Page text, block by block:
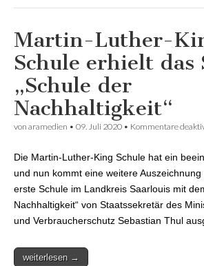
Martin-Luther-
Schule erhielt das
„Schule der
Nachhaltigkeit“
von aramedien • 09. Juli 2020 • Kommentare
Die Martin-Luther-King Schule hat ein
und nun kommt eine weitere
erste Schule im Landkreis Saarlouis mit
Nachhaltigkeit“ von Staatssekretär des
und Verbraucherschutz Sebastian Thul
weiterlesen →